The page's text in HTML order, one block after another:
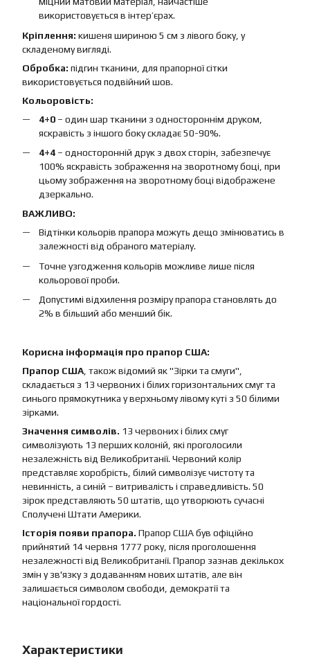
використовується в інтер’єрах.
Кріплення: кишеня шириною 5 см з лівого боку, у
складеному вигляді.
Обробка: підгин тканини, для прапорної сітки
використовується подвійний шов.
Кольоровість:
4+0 – один шар тканини з одностороннім друком,
яскравість з іншого боку складає 50-90%.
4+4 – односторонній друк з двох сторін, забезпечує
100% яскравість зображення на зворотному боці, при
цьому зображення на зворотному боці відображене
дзеркально.
ВАЖЛИВО:
Відтінки кольорів прапора можуть дещо змінюватись в
залежності від обраного матеріалу.
Точне узгодження кольорів можливе лише після
кольорової проби.
Допустимі відхилення розміру прапора становлять до
2% в більший або менший бік.
Корисна інформація про прапор США:
Прапор США , також відомий як "Зірки та смуги",
складається з 13 червоних і білих горизонтальних смуг та
синього прямокутника у верхньому лівому куті з 50 білими
зірками.
Значення символів. 13 червоних і білих смуг
символізують 13 перших колоній, які проголосили
незалежність від Великобританії. Червоний колір
представляє хоробрість, білий символізує чистоту та
невинність, а синій – витривалість і справедливість. 50
зірок представляють 50 штатів, що утворюють сучасні
Сполучені Штати Америки.
Історія появи прапора. Прапор США був офіційно
прийнятий 14 червня 1777 року, після проголошення
незалежності від Великобританії. Прапор зазнав декількох
змін у зв'язку з додаванням нових штатів, але він
залишається символом свободи, демократії та
національної гордості.
Характеристики